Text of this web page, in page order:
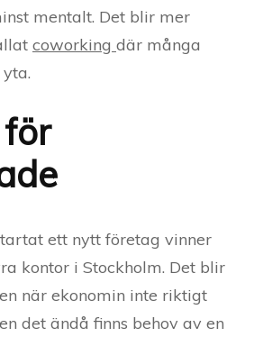
mentalt. Det blir mer
coworking där många
ett nytt företag vinner
kontor i Stockholm. Det blir
när ekonomin inte riktigt
det ändå finns behov av en